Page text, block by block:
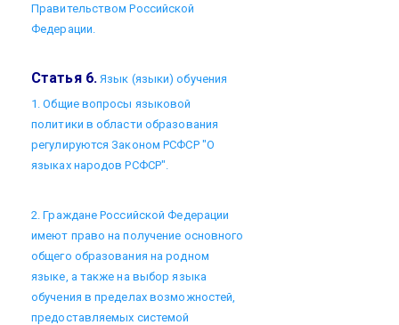
Правительством Российской
Федерации.
Статья 6. Язык (языки) обучения
1. Общие вопросы языковой
политики в области образования
регулируются Законом РСФСР "О
языках народов РСФСР".
2. Граждане Российской Федерации
имеют право на получение основного
общего образования на родном
языке, а также на выбор языка
обучения в пределах возможностей,
предоставляемых системой